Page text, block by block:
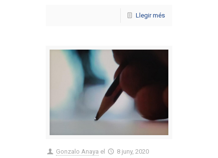
Llegir més
Gonzalo Anaya el 8 juny, 2020